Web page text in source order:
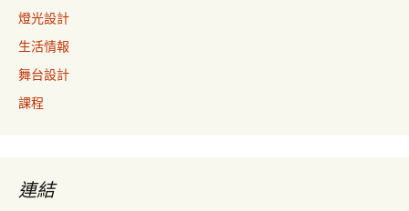
燈光設計
生活情報
舞台設計
課程
連結